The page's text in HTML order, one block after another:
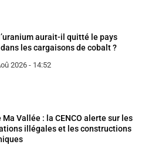
aurait-il quitté le pays
les cargaisons de cobalt ?
2026 - 14:52
Ma Vallée : la CENCO alerte sur les
illégales et les constructions